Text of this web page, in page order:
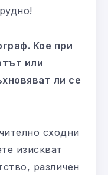
Кое при
или
ли се
сходни
изискват
различен